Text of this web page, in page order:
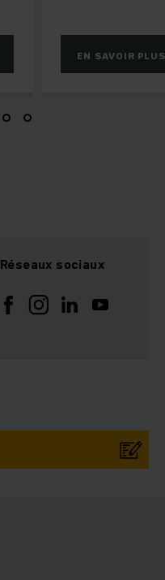
EN SAVOIR PLUS
Réseaux sociaux